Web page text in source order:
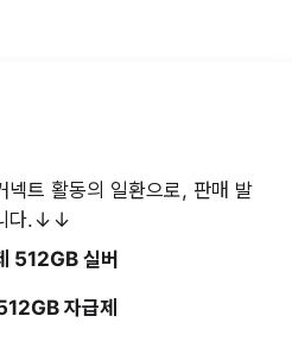
넥트 활동의 일환으로, 판매 발
다.↓↓
512GB 실버
자급제